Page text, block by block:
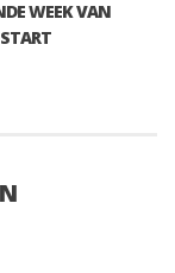
WEEK VAN
START